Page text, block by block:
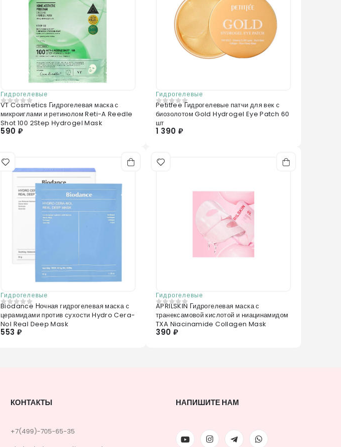
Гидрогелевые
0 из 5
VT Cosmetics Гидрогелевая маска с
микроиглами и ретинолом Reti-A Reedle
Shot 100 2Step Hydrogel Mask
590 ₽
Гидрогелевые
0 из 5
Petitfee Гидрогелевые патчи для век с
биозолотом Gold Hydrogel Eye Patch 60
шт
1 390 ₽
Гидрогелевые
0из 5
Biodance Ночная гидрогелевая маска с
церамидами против сухости Hydro Cera-
Nol Real Deep Mask
553 ₽
Гидрогелевые
0из 5
APRILSKIN Гидрогелевая маска с
транексамовой кислотой и ниацинамидом
TXA Niacinamide Collagen Mask
390 ₽
КОНТАКТЫ
+7(499)-705-65-35
НАПИШИТЕ НАМ